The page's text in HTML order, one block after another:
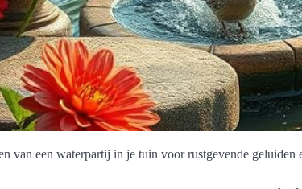
van een waterpartij in je tuin voor rustgevende geluiden